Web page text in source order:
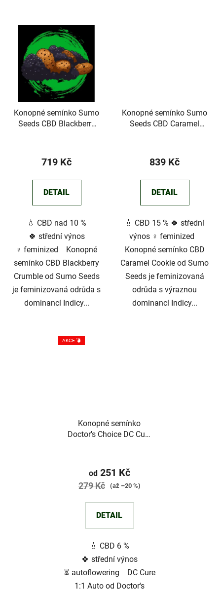
Konopné semínko Sumo
Seeds CBD Blackberry
719 Kč
DETAIL
💧 CBD nad 10 %
🍀 střední výnos
♀️ feminized Konopné
semínko CBD Blackberry
Crumble od Sumo Seeds
je feminizovaná odrůda s
dominancí Indicy...
Konopné semínko Sumo
Seeds CBD Caramel
839 Kč
DETAIL
💧 CBD 15 % 🍀 střední
výnos ♀️ feminized
Konopné semínko CBD
Caramel Cookie od Sumo
Seeds je feminizovaná
odrůda s výraznou
dominancí Indicy...
AKCE 💣
Konopné semínko
Doctor's Choice DC Cure
hodnocení
produktu
z
hvězdiček.
od251 Kč
279 Kč (až –20 %)
DETAIL
💧 CBD 6 %
🍀 střední výnos
⏳ autoflowering DC Cure
1:1 Auto od Doctor's